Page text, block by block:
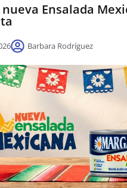
Ensalada
Barbara Rodríguez